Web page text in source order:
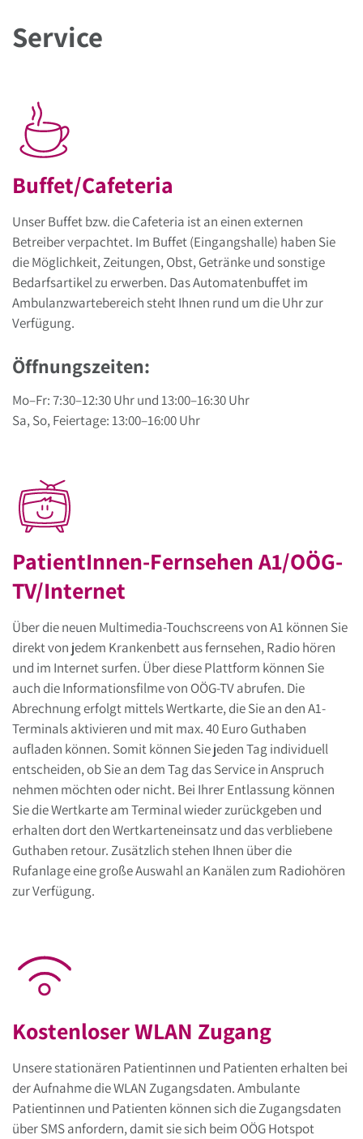
Service
Buffet/Cafeteria
Unser Buffet bzw. die Cafeteria ist an einen externen
Betreiber verpachtet. Im Buffet (Eingangshalle) haben Sie
die Möglichkeit, Zeitungen, Obst, Getränke und sonstige
Bedarfsartikel zu erwerben. Das Automatenbuffet im
Ambulanzwartebereich steht Ihnen rund um die Uhr zur
Verfügung.
Öffnungszeiten:
Mo–Fr: 7:30–12:30 Uhr und 13:00–16:30 Uhr
Sa, So, Feiertage: 13:00–16:00 Uhr
PatientInnen-Fernsehen A1/OÖG-
TV/Internet
Über die neuen Multimedia-Touchscreens von A1 können Sie
direkt von jedem Krankenbett aus fernsehen, Radio hören
und im Internet surfen. Über diese Plattform können Sie
auch die Informationsfilme von OÖG-TV abrufen. Die
Abrechnung erfolgt mittels Wertkarte, die Sie an den A1-
Terminals aktivieren und mit max. 40 Euro Guthaben
aufladen können. Somit können Sie jeden Tag individuell
entscheiden, ob Sie an dem Tag das Service in Anspruch
nehmen möchten oder nicht. Bei Ihrer Entlassung können
Sie die Wertkarte am Terminal wieder zurückgeben und
erhalten dort den Wertkarteneinsatz und das verbliebene
Guthaben retour. Zusätzlich stehen Ihnen über die
Rufanlage eine große Auswahl an Kanälen zum Radiohören
zur Verfügung.
Kostenloser WLAN Zugang
Unsere stationären Patientinnen und Patienten erhalten bei
der Aufnahme die WLAN Zugangsdaten. Ambulante
Patientinnen und Patienten können sich die Zugangsdaten
über SMS anfordern, damit sie sich beim OÖG Hotspot